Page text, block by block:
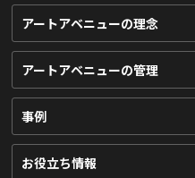
アートアベニューの理念
アートアベニューの管理
事例
お役立ち情報